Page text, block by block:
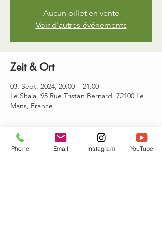
Aucun billet en vente
Voir d'autres événements
Zeit & Ort
03. Sept. 2024, 20:00 – 21:00
Le Shala, 95 Rue Tristan Bernard, 72100 Le
Mans, France
Gäste
Phone Email Instagram YouTube